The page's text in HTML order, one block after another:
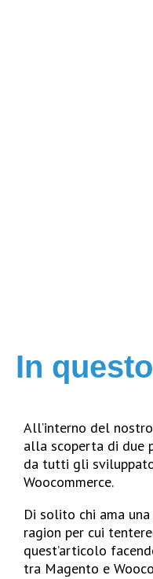
In
All’interno del
alla scoperta di due
da tutti gli
Woocommerce.
Di solito chi ama
ragion per cui
quest’articolo
tra Magento e